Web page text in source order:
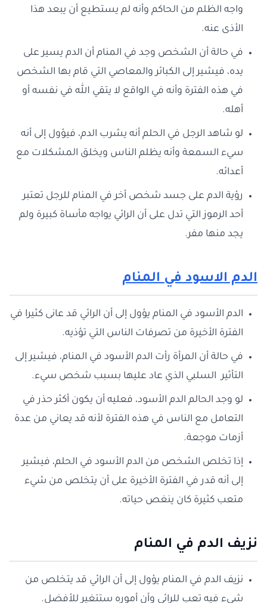
واجه الظلم من الحاكم وأنه لم يستطيع أن يبعد هذا
الأذى عنه.
في حالة أن الشخص وجد في المنام أن الدم يسير على
يده، فيشير إلى الكبائر والمعاصي التي قام بها الشخص
في هذه الفترة وأنه في الواقع لا يتقي الله في نفسه أو
أهله.
لو شاهد الرجل في الحلم أنه يشرب الدم، فيؤول إلى أنه
سيء السمعة وأنه يظلم الناس ويخلق المشكلات مع
أعدائه.
رؤية الدم على جسد شخص أخر في المنام للرجل تعتبر
أحد الرموز التي تدل على أن الرائي يواجه مأساة كبيرة ولم
يجد منها مفر.
الدم الاسود في المنام
الدم الأسود في المنام يؤول إلى أن الرائي قد عانى كثيرا في
الفترة الأخيرة من تصرفات الناس التي تؤذيه.
في حالة أن المرأة رأت الدم الأسود في المنام، فيشير إلى
التأثير السلبي الذي عاد عليها بسبب شخص سيء.
لو وجد الحالم الدم الأسود، فعليه أن يكون أكثر حذر في
التعامل مع الناس في هذه الفترة لأنه قد يعاني من عدة
أزمات موجعة.
إذا تخلص الشخص من الدم الأسود في الحلم، فيشير
إلى أنه قدر في الفترة الأخيرة على أن يتخلص من شيء
متعب كثيرة كان ينغص حياته.
نزيف الدم في المنام
نزيف الدم في المنام يؤول إلى أن الرائي قد يتخلص من
شيء فيه تعب للرائي وأن أموره ستتغير للأفضل.